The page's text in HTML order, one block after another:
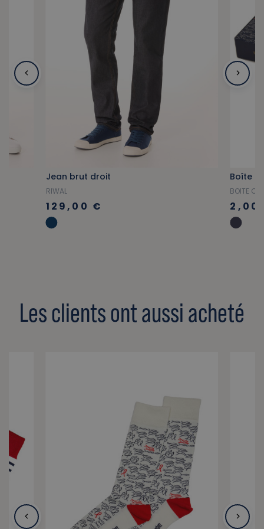
Jean brut droit
RIWAL
129,00 €
Boîte
BOITE
2,00
Les clients ont aussi acheté